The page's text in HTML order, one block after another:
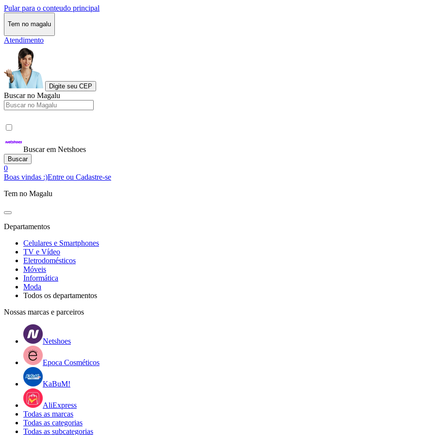
Pular para o conteudo principal
Tem no magalu
Atendimento
Digite seu CEP
Buscar no Magalu
Buscar em Netshoes
Buscar
0
Boas vindas :)Entre ou Cadastre-se
Tem no Magalu
Departamentos
Celulares e Smartphones
TV e Vídeo
Eletrodomésticos
Móveis
Informática
Moda
Todos os departamentos
Nossas marcas e parceiros
Netshoes
Epoca Cosméticos
KaBuM!
AliExpress
Todas as marcas
Todas as categorias
Todas as subcategorias